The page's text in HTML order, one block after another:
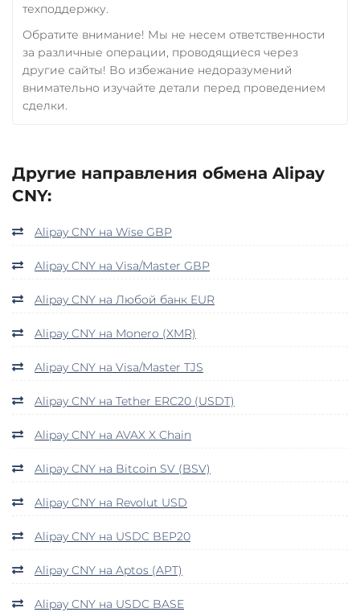
техподдержку.
Обратите внимание! Мы не несем ответственности
за различные операции, проводящиеся через
другие сайты! Во избежание недоразумений
внимательно изучайте детали перед проведением
сделки.
Другие направления обмена Alipay
CNY:
Alipay CNY на Wise GBP
Alipay CNY на Visa/Master GBP
Alipay CNY на Любой банк EUR
Alipay CNY на Monero (XMR)
Alipay CNY на Visa/Master TJS
Alipay CNY на Tether ERC20 (USDT)
Alipay CNY на AVAX X Chain
Alipay CNY на Bitcoin SV (BSV)
Alipay CNY на Revolut USD
Alipay CNY на USDC BEP20
Alipay CNY на Aptos (APT)
Alipay CNY на USDC BASE